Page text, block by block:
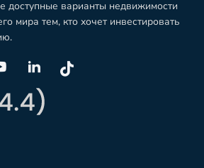
доступные варианты недвижимости
мира тем, кто хочет инвестировать